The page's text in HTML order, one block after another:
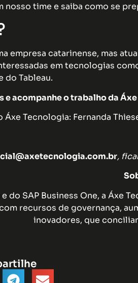
nosso time e saiba como se
empresa catarinense, mas
em tecnologias
do Tableau.
e acompanhe o trabalho da
Tecnologia: Fernanda
,
do SAP Business One, a Áxe
recursos de governança,
inovadores, que